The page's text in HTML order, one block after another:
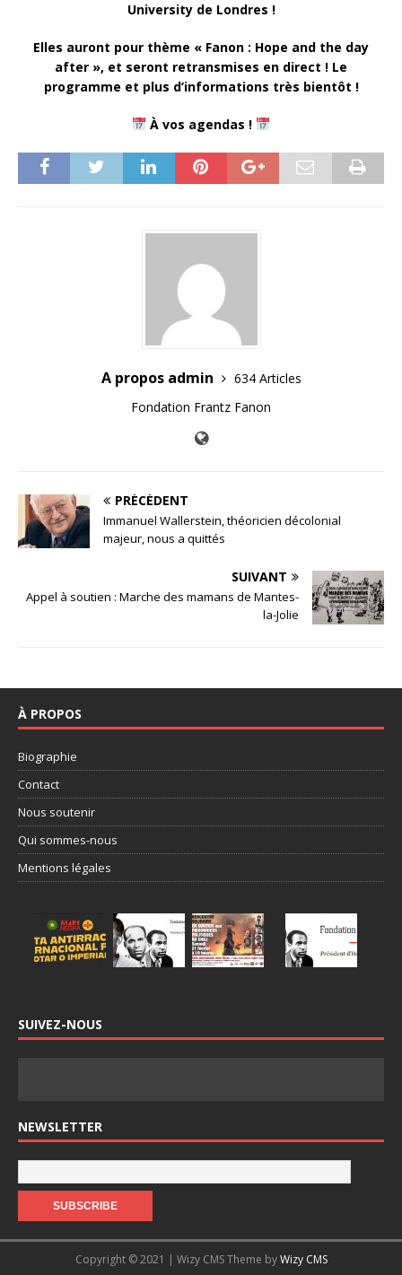
University de Londres !
Elles auront pour thème « Fanon : Hope and the day
after », et seront retransmises en direct ! Le
programme et plus d’informations très bientôt !
À vos agendas !
A propos admin
634 Articles
Fondation Frantz Fanon
PRÉCÉDENT
Immanuel Wallerstein, théoricien décolonial
majeur, nous a quittés
SUIVANT
Appel à soutien : Marche des mamans de Mantes-
la-Jolie
À PROPOS
Biographie
Contact
Nous soutenir
Qui sommes-nous
Mentions légales
SUIVEZ-NOUS
NEWSLETTER
Copyright © 2021 | Wizy CMS Theme byWizy CMS